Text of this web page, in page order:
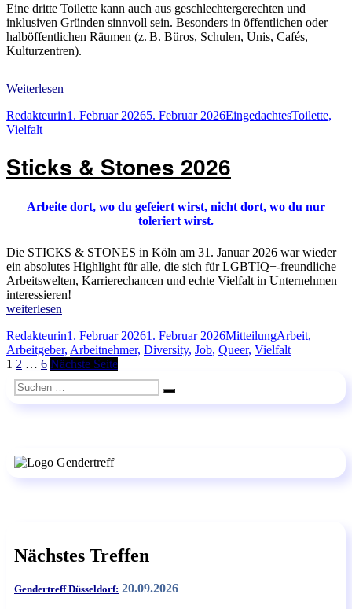
Eine dritte Toilette kann auch aus geschlechtergerechten und
inklusiven Gründen sinnvoll sein. Besonders in öffentlichen oder
halböffentlichen Räumen (z. B. Büros, Schulen, Unis, Cafés,
Kulturzentren).
Weiterlesen
Autor
RedakteurinVeröffentlicht
1. Februar 20265. Februar 2026Kategorien
EingedachtesToilette,
Vielfalt
Sticks & Stones 2026
Arbeite dort, wo du gefeiert wirst, nicht dort, wo du nur
toleriert wirst.
Die STICKS & STONES in Köln am 31. Januar 2026 war wieder
ein absolutes Highlight für alle, die sich für LGBTIQ+-freundliche
Arbeitswelten, Karrierechancen und echte Vielfalt in Unternehmen
interessieren!
„Sticks
Stones
2026“
weiterlesen
Autor
RedakteurinVeröffentlicht
am
1. Februar 20261. Februar 2026Kategorien
MitteilungSchlagwörter
Arbeit,
Arbeitgeber, Arbeitnehmer, Diversity, Job, Queer, Vielfalt
Seitennummerierung
der
Beiträge
Seite
1 Seite
2 … Seite
6 Nächste Seite
Suchen
nach:
Suchen
Nächstes Treffen
Gendertreff Düsseldorf: 20.09.2026